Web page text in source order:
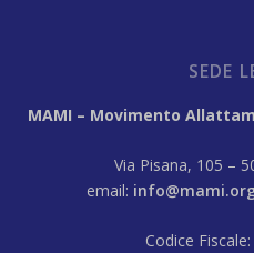
SEDE
MAMI – Movimento
Via Pisana, 105 –
email:
Codice Fiscale: